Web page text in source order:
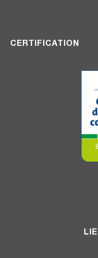
CERTIFICATION